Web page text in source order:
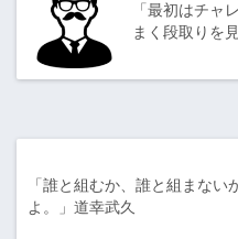
「最初はチャ
まく段取りを
「誰と組むか、誰と組まない
よ。」道幸武久